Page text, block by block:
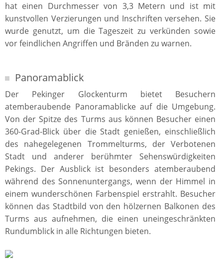
hat einen Durchmesser von 3,3 Metern und ist mit
kunstvollen Verzierungen und Inschriften versehen. Sie
wurde genutzt, um die Tageszeit zu verkünden sowie
vor feindlichen Angriffen und Bränden zu warnen.
Panoramablick
Der Pekinger Glockenturm bietet Besuchern
atemberaubende Panoramablicke auf die Umgebung.
Von der Spitze des Turms aus können Besucher einen
360-Grad-Blick über die Stadt genießen, einschließlich
des nahegelegenen Trommelturms, der Verbotenen
Stadt und anderer berühmter Sehenswürdigkeiten
Pekings. Der Ausblick ist besonders atemberaubend
während des Sonnenuntergangs, wenn der Himmel in
einem wunderschönen Farbenspiel erstrahlt. Besucher
können das Stadtbild von den hölzernen Balkonen des
Turms aus aufnehmen, die einen uneingeschränkten
Rundumblick in alle Richtungen bieten.